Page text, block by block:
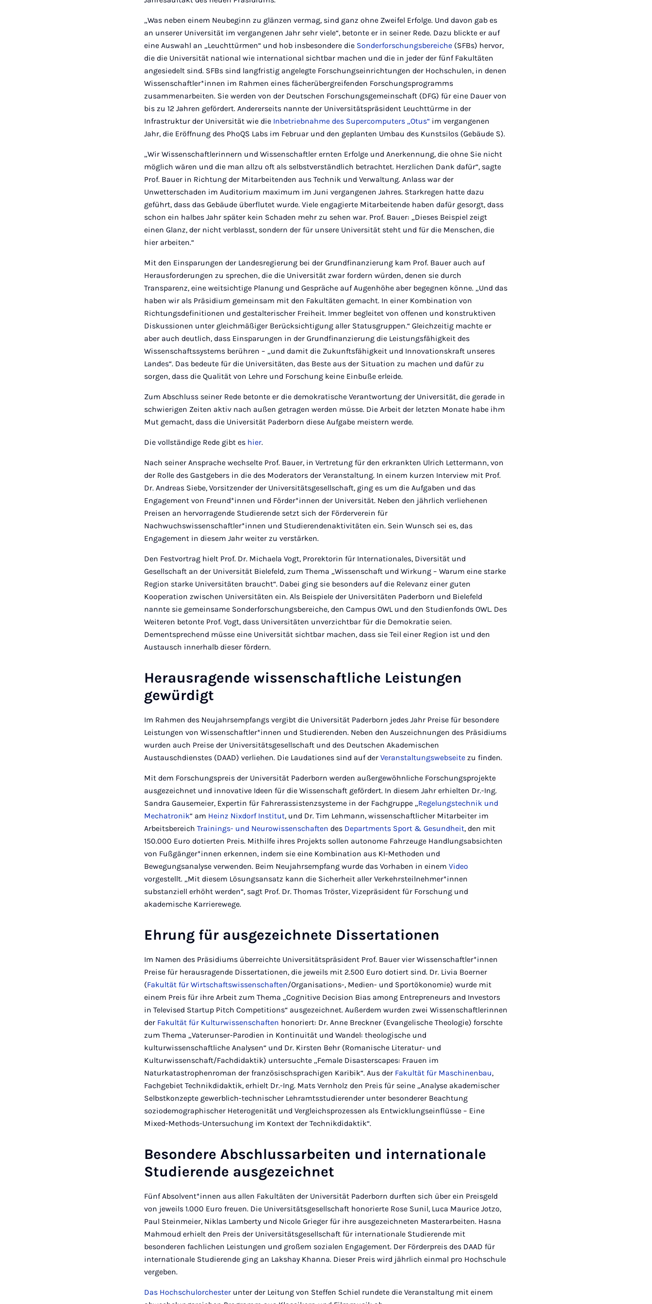
„Was neben einem Neubeginn zu glänzen vermag, sind ganz ohne Zweifel Erfolge. Und davon gab es
an unserer Universität im vergangenen Jahr sehr viele“, betonte er in seiner Rede. Dazu blickte er auf
eine Auswahl an „Leuchttürmen“ und hob insbesondere die Sonderforschungsbereiche (SFBs) hervor,
die die Universität national wie international sichtbar machen und die in jeder der fünf Fakultäten
angesiedelt sind. SFBs sind langfristig angelegte Forschungseinrichtungen der Hochschulen, in denen
Wissenschaftler*innen im Rahmen eines fächerübergreifenden Forschungsprogramms
zusammenarbeiten. Sie werden von der Deutschen Forschungsgemeinschaft (DFG) für eine Dauer von
bis zu 12 Jahren gefördert. Andererseits nannte der Universitätspräsident Leuchttürme in der
Infrastruktur der Universität wie die Inbetriebnahme des Supercomputers „Otus“ im vergangenen
Jahr, die Eröffnung des PhoQS Labs im Februar und den geplanten Umbau des Kunstsilos (Gebäude S).
„Wir Wissenschaftlerinnern und Wissenschaftler ernten Erfolge und Anerkennung, die ohne Sie nicht
möglich wären und die man allzu oft als selbstverständlich betrachtet. Herzlichen Dank dafür“, sagte
Prof. Bauer in Richtung der Mitarbeitenden aus Technik und Verwaltung. Anlass war der
Unwetterschaden im Auditorium maximum im Juni vergangenen Jahres. Starkregen hatte dazu
geführt, dass das Gebäude überflutet wurde. Viele engagierte Mitarbeitende haben dafür gesorgt, dass
schon ein halbes Jahr später kein Schaden mehr zu sehen war. Prof. Bauer: „Dieses Beispiel zeigt
einen Glanz, der nicht verblasst, sondern der für unsere Universität steht und für die Menschen, die
hier arbeiten.“
Mit den Einsparungen der Landesregierung bei der Grundfinanzierung kam Prof. Bauer auch auf
Herausforderungen zu sprechen, die die Universität zwar fordern würden, denen sie durch
Transparenz, eine weitsichtige Planung und Gespräche auf Augenhöhe aber begegnen könne. „Und das
haben wir als Präsidium gemeinsam mit den Fakultäten gemacht. In einer Kombination von
Richtungsdefinitionen und gestalterischer Freiheit. Immer begleitet von offenen und konstruktiven
Diskussionen unter gleichmäßiger Berücksichtigung aller Statusgruppen.“ Gleichzeitig machte er
aber auch deutlich, dass Einsparungen in der Grundfinanzierung die Leistungsfähigkeit des
Wissenschaftssystems berühren – „und damit die Zukunftsfähigkeit und Innovationskraft unseres
Landes“. Das bedeute für die Universitäten, das Beste aus der Situation zu machen und dafür zu
sorgen, dass die Qualität von Lehre und Forschung keine Einbuße erleide.
Zum Abschluss seiner Rede betonte er die demokratische Verantwortung der Universität, die gerade in
schwierigen Zeiten aktiv nach außen getragen werden müsse. Die Arbeit der letzten Monate habe ihm
Mut gemacht, dass die Universität Paderborn diese Aufgabe meistern werde.
Die vollständige Rede gibt es hier.
Nach seiner Ansprache wechselte Prof. Bauer, in Vertretung für den erkrankten Ulrich Lettermann, von
der Rolle des Gastgebers in die des Moderators der Veranstaltung. In einem kurzen Interview mit Prof.
Dr. Andreas Siebe, Vorsitzender der Universitätsgesellschaft, ging es um die Aufgaben und das
Engagement von Freund*innen und Förder*innen der Universität. Neben den jährlich verliehenen
Preisen an hervorragende Studierende setzt sich der Förderverein für
Nachwuchswissenschaftler*innen und Studierendenaktivitäten ein. Sein Wunsch sei es, das
Engagement in diesem Jahr weiter zu verstärken.
Den Festvortrag hielt Prof. Dr. Michaela Vogt, Prorektorin für Internationales, Diversität und
Gesellschaft an der Universität Bielefeld, zum Thema „Wissenschaft und Wirkung – Warum eine starke
Region starke Universitäten braucht“. Dabei ging sie besonders auf die Relevanz einer guten
Kooperation zwischen Universitäten ein. Als Beispiele der Universitäten Paderborn und Bielefeld
nannte sie gemeinsame Sonderforschungsbereiche, den Campus OWL und den Studienfonds OWL. Des
Weiteren betonte Prof. Vogt, dass Universitäten unverzichtbar für die Demokratie seien.
Dementsprechend müsse eine Universität sichtbar machen, dass sie Teil einer Region ist und den
Austausch innerhalb dieser fördern.
Herausragende wissenschaftliche Leistungen
gewürdigt
Im Rahmen des Neujahrsempfangs vergibt die Universität Paderborn jedes Jahr Preise für besondere
Leistungen von Wissenschaftler*innen und Studierenden. Neben den Auszeichnungen des Präsidiums
wurden auch Preise der Universitätsgesellschaft und des Deutschen Akademischen
Austauschdienstes (DAAD) verliehen. Die Laudationes sind auf derVeranstaltungswebseite zu finden.
Mit dem Forschungspreis der Universität Paderborn werden außergewöhnliche Forschungsprojekte
ausgezeichnet und innovative Ideen für die Wissenschaft gefördert. In diesem Jahr erhielten Dr.-Ing.
Sandra Gausemeier, Expertin für Fahrerassistenzsysteme in der Fachgruppe „Regelungstechnik und
Mechatronik“ am Heinz Nixdorf Institut, und Dr. Tim Lehmann, wissenschaftlicher Mitarbeiter im
ArbeitsbereichTrainings- und Neurowissenschaften des Departments Sport & Gesundheit, den mit
150.000 Euro dotierten Preis. Mithilfe ihres Projekts sollen autonome Fahrzeuge Handlungsabsichten
von Fußgänger*innen erkennen, indem sie eine Kombination aus KI-Methoden und
Bewegungsanalyse verwenden. Beim Neujahrsempfang wurde das Vorhaben in einemVideo
vorgestellt. „Mit diesem Lösungsansatz kann die Sicherheit aller Verkehrsteilnehmer*innen
substanziell erhöht werden“, sagt Prof. Dr. Thomas Tröster, Vizepräsident für Forschung und
akademische Karrierewege.
Ehrung für ausgezeichnete Dissertationen
Im Namen des Präsidiums überreichte Universitätspräsident Prof. Bauer vier Wissenschaftler*innen
Preise für herausragende Dissertationen, die jeweils mit 2.500 Euro dotiert sind. Dr. Livia Boerner
(Fakultät für Wirtschaftswissenschaften/Organisations-, Medien- und Sportökonomie) wurde mit
einem Preis für ihre Arbeit zum Thema „Cognitive Decision Bias among Entrepreneurs and Investors
in Televised Startup Pitch Competitions“ ausgezeichnet. Außerdem wurden zwei Wissenschaftlerinnen
der Fakultät für Kulturwissenschaften honoriert: Dr. Anne Breckner (Evangelische Theologie) forschte
zum Thema „Vaterunser-Parodien in Kontinuität und Wandel: theologische und
kulturwissenschaftliche Analysen“ und Dr. Kirsten Behr (Romanische Literatur- und
Kulturwissenschaft/Fachdidaktik) untersuchte „Female Disasterscapes: Frauen im
Naturkatastrophenroman der französischsprachigen Karibik“. Aus der Fakultät für Maschinenbau,
Fachgebiet Technikdidaktik, erhielt Dr.-Ing. Mats Vernholz den Preis für seine „Analyse akademischer
Selbstkonzepte gewerblich-technischer Lehramtsstudierender unter besonderer Beachtung
soziodemographischer Heterogenität und Vergleichsprozessen als Entwicklungseinflüsse – Eine
Mixed-Methods-Untersuchung im Kontext der Technikdidaktik“.
Besondere Abschlussarbeiten und internationale
Studierende ausgezeichnet
Fünf Absolvent*innen aus allen Fakultäten der Universität Paderborn durften sich über ein Preisgeld
von jeweils 1.000 Euro freuen. Die Universitätsgesellschaft honorierte Rose Sunil, Luca Maurice Jotzo,
Paul Steinmeier, Niklas Lamberty und Nicole Grieger für ihre ausgezeichneten Masterarbeiten. Hasna
Mahmoud erhielt den Preis der Universitätsgesellschaft für internationale Studierende mit
besonderen fachlichen Leistungen und großem sozialen Engagement. Der Förderpreis des DAAD für
internationale Studierende ging an Lakshay Khanna. Dieser Preis wird jährlich einmal pro Hochschule
vergeben.
Das Hochschulorchester unter der Leitung von Steffen Schiel rundete die Veranstaltung mit einem